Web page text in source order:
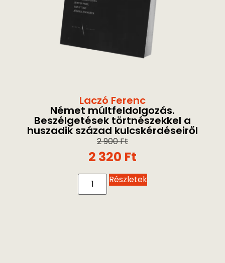
Laczó Ferenc
Német múltfeldolgozás.
Beszélgetések törtnészekkel a
huszadik század kulcskérdéseiről
2 900Ft
2 320 Ft
Részletek